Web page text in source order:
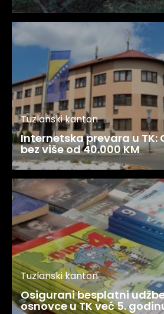
Tuzlanski kanton
Internetska prevara u TK:
bez više od 40.000 KM
Tuzlanski kanton
Osigurani besplatni
osnovce u TK već 5.